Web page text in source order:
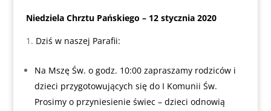
Niedziela Chrztu Pańskiego – 12 stycznia 2020
Dziś w naszej Parafii:
Na Mszę Św. o godz. 10:00 zapraszamy rodziców i
dzieci przygotowujących się do I Komunii Św.
Prosimy o przyniesienie świec – dzieci odnowią